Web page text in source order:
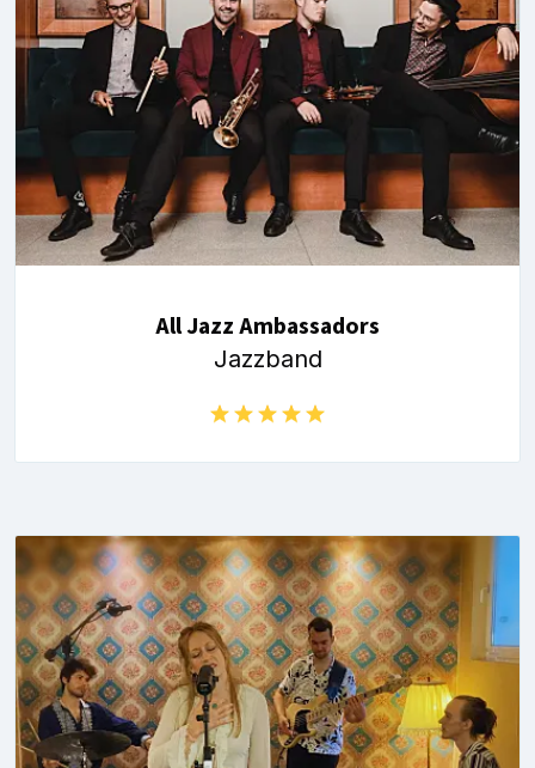
All Jazz Ambassadors
Jazzband